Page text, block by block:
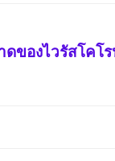
ของไวรัสโคโร